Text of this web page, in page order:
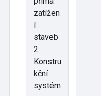
zatížen
í
staveb
2.
Konstru
kční
systém